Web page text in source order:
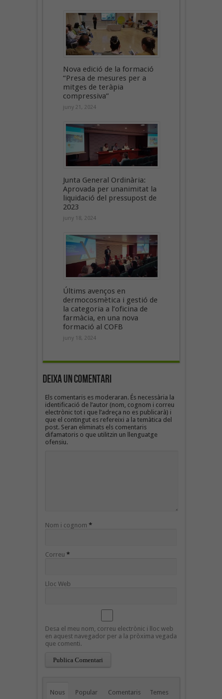
Nova edició de la formació
“Presa de mesures per a
mitges de teràpia
compressiva”
juny 21, 2024
Junta General Ordinària:
Aprovada per unanimitat la
liquidació del pressupost de
2023
juny 18, 2024
Últims avenços en
dermocosmètica i gestió de
la categoria a l’oficina de
farmàcia, en una nova
formació al COFB
juny 18, 2024
Deixa un Comentari
Els comentaris es moderaran. És necessària la
identificació de l’autor (nom, cognom i correu
electrònic tot i que l’adreça no es publicarà) i
que el contingut es refereixi a la temàtica del
post. Seran eliminats els comentaris
difamatoris o que utilitzin un llenguatge
ofensiu.
Nom i cognom *
Correu *
Lloc Web
Desa el meu nom, correu electrònic i lloc web
en aquest navegador per a la pròxima vegada
que comenti.
Nous Popular Comentaris Temes